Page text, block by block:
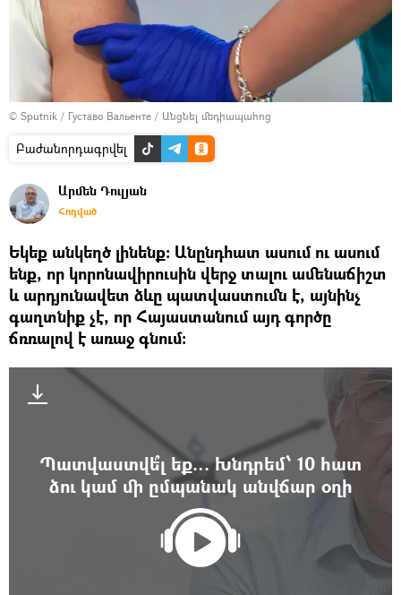
© Sputnik / Густаво Вальенте / Անցնել մեդիապահոց
Բաժանորդագրվել
Արմեն Դուլյան
Հոդված
​Եկեք անկեղծ լինենք։ Անընդհատ ասում ու ասում
ենք, որ կորոնավիրուսին վերջ տալու ամենաճիշտ
և արդյունավետ ձևը պատվաստումն է, այնինչ
գաղտնիք չէ, որ Հայաստանում այդ գործը
ճռռալով է առաջ գնում։
Պատվաստվե՞լ եք… Խնդրեմ՝ 10 հատ
ձու կամ մի ըմպանակ անվճար օղի